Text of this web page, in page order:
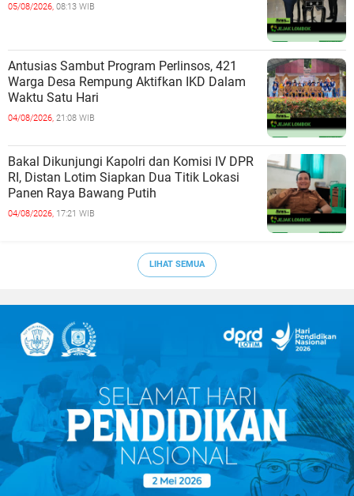
05/08/2026, 08:13 WIB
Antusias Sambut Program Perlinsos, 421
Warga Desa Rempung Aktifkan IKD Dalam
Waktu Satu Hari
04/08/2026, 21:08 WIB
Bakal Dikunjungi Kapolri dan Komisi IV DPR
RI, Distan Lotim Siapkan Dua Titik Lokasi
Panen Raya Bawang Putih
04/08/2026, 17:21 WIB
LIHAT SEMUA